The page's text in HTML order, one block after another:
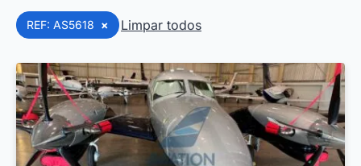
REF: AS5618 × Limpar todos